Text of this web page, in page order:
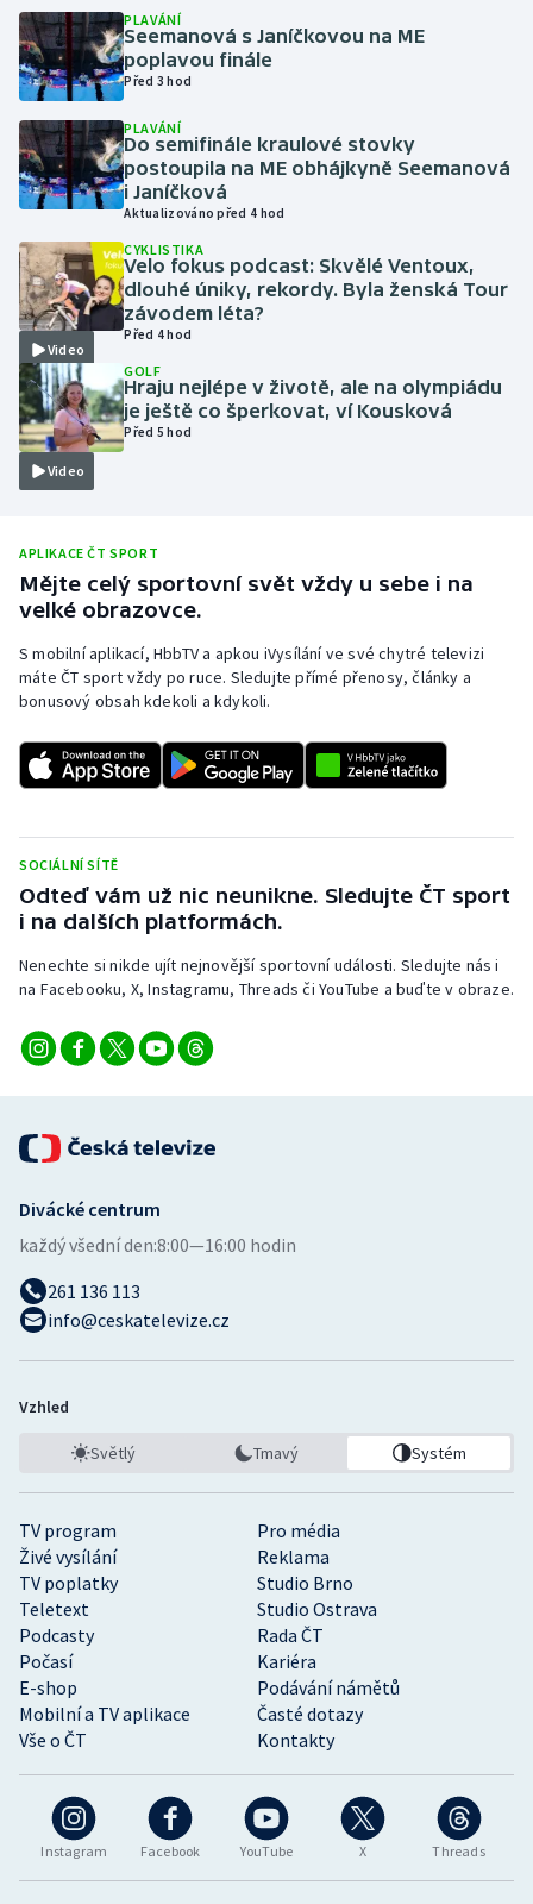
Jezdectví
Krasobruslení
Lyže a snowboard
Moderní pětiboj
Motorsport
Olympijské hry
Ragby
Rychlobruslení
Short track
Sportovní střelba
Stolní tenis
Triatlon
Vodní slalom
Volejbal
Ostatní
PLAVÁNÍ
Seemanová s Janíčkovou na ME
poplavou finále
Před 3 hod
PLAVÁNÍ
Do semifinále kraulové stovky
postoupila na ME obhájkyně Seemanová
i Janíčková
Aktualizováno před 4 hod
Video
CYKLISTIKA
Velo fokus podcast: Skvělé Ventoux,
dlouhé úniky, rekordy. Byla ženská Tour
závodem léta?
Před 4 hod
Video
GOLF
Hraju nejlépe v životě, ale na olympiádu
je ještě co šperkovat, ví Kousková
Před 5 hod
APLIKACE ČT SPORT
Mějte celý sportovní svět vždy u sebe i na
velké obrazovce.
S mobilní aplikací, HbbTV a apkou iVysílání ve své chytré televizi
máte ČT sport vždy po ruce. Sledujte přímé přenosy, články a
bonusový obsah kdekoli a kdykoli.
SOCIÁLNÍ SÍTĚ
Odteď vám už nic neunikne. Sledujte ČT sport
i na dalších platformách.
Nenechte si nikde ujít nejnovější sportovní události. Sledujte nás i
na Facebooku, X, Instagramu, Threads či YouTube a buďte v obraze.
Instagram Facebook YouTube X Threads
TV program
Pro média
Živé vysílání
Reklama
TV poplatky
Studio Brno
Teletext
Studio Ostrava
Podcasty
Rada ČT
Počasí
Kariéra
E-shop
Podávání námětů
Mobilní a TV aplikace
Časté dotazy
Vše o ČT
Kontakty
Divácké centrum
každý všední den:8:00—16:00 hodin
261 136 113
info@ceskatelevize.cz
Vzhled
Světlý Tmavý Systém